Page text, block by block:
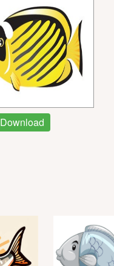
Download